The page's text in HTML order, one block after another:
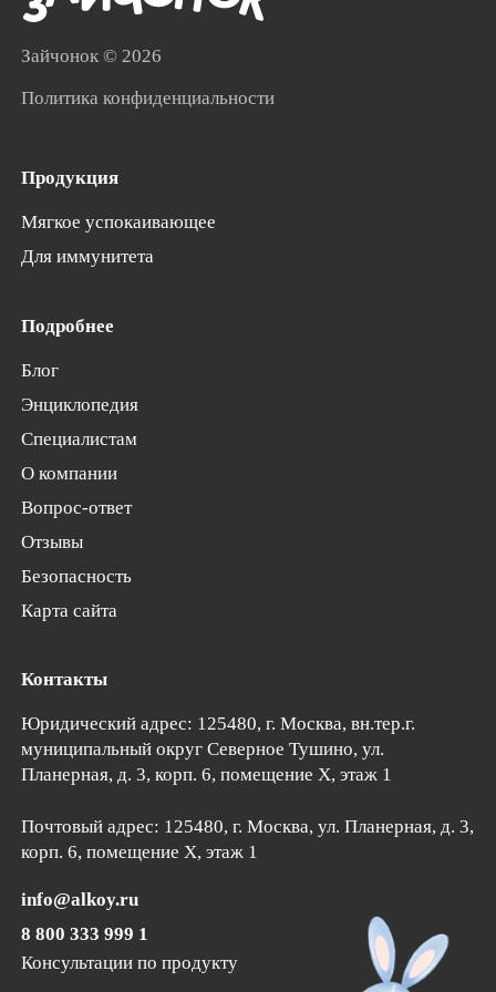
Зайчонок © 2026
Политика конфиденциальности
Продукция
Мягкое успокаивающее
Для иммунитета
Подробнее
Блог
Энциклопедия
Специалистам
О компании
Вопрос-ответ
Отзывы
Безопасность
Карта сайта
Контакты
Юридический адрес: 125480, г. Москва, вн.тер.г.
муниципальный округ Северное Тушино,ул.
Планерная, д. 3, корп. 6, помещение Х, этаж 1
Почтовый адрес: 125480, г.Москва, ул. Планерная, д. 3,
корп. 6, помещение Х, этаж 1
info@alkoy.ru
8 800 333 999 1
Консультации по продукту